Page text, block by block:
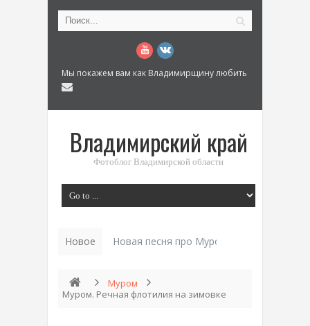
Мы покажем вам как Владимирщину любить
Владимирский край
Фотоблог Владимирской области
Новое Новая песня про Муром: «Былинный
Муром
Муром. Речная флотилия на зимовке